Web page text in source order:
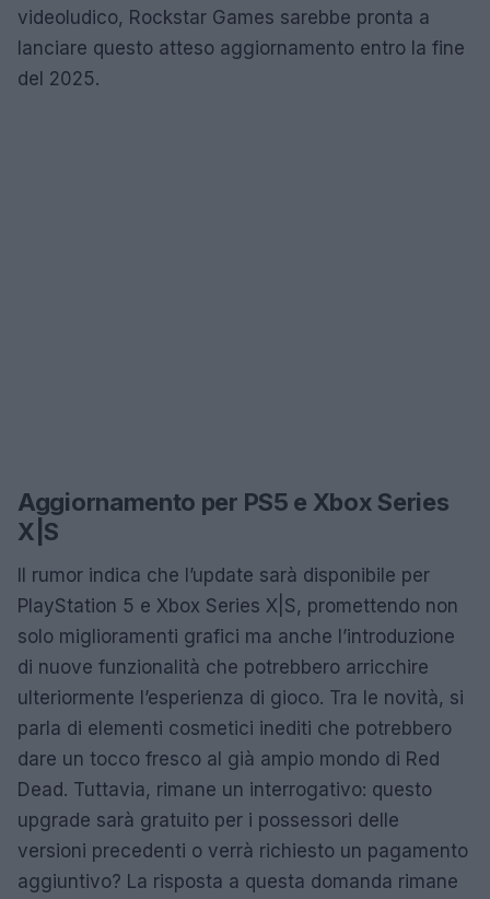
videoludico, Rockstar Games sarebbe pronta a
lanciare questo atteso aggiornamento entro la fine
del 2025.
Aggiornamento per PS5 e Xbox Series
X|S
Il rumor indica che l’update sarà disponibile per
PlayStation 5 e Xbox Series X|S, promettendo non
solo miglioramenti grafici ma anche l’introduzione
di nuove funzionalità che potrebbero arricchire
ulteriormente l’esperienza di gioco. Tra le novità, si
parla di elementi cosmetici inediti che potrebbero
dare un tocco fresco al già ampio mondo di Red
Dead. Tuttavia, rimane un interrogativo: questo
upgrade sarà gratuito per i possessori delle
versioni precedenti o verrà richiesto un pagamento
aggiuntivo? La risposta a questa domanda rimane